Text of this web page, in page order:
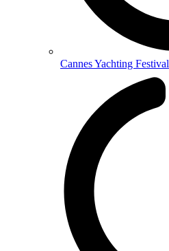
Cannes Yachting Festival